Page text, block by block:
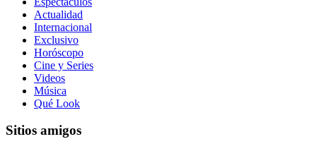
Actualidad
Internacional
Exclusivo
Horóscopo
Cine y Series
Videos
Música
Qué Look
Sitios amigos